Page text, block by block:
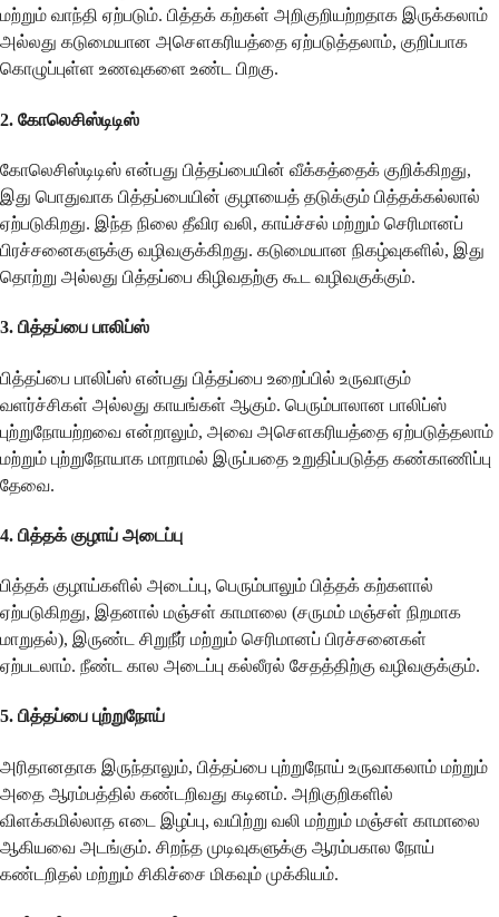
மற்றும் வாந்தி ஏற்படும். பித்தக் கற்கள் அறிகுறியற்றதாக இருக்கலாம்
அல்லது கடுமையான அசௌகரியத்தை ஏற்படுத்தலாம், குறிப்பாக
கொழுப்புள்ள உணவுகளை உண்ட பிறகு.
2. கோலெசிஸ்டிடிஸ்
கோலெசிஸ்டிடிஸ் என்பது பித்தப்பையின் வீக்கத்தைக் குறிக்கிறது,
இது பொதுவாக பித்தப்பையின் குழாயைத் தடுக்கும் பித்தக்கல்லால்
ஏற்படுகிறது. இந்த நிலை தீவிர வலி, காய்ச்சல் மற்றும் செரிமானப்
பிரச்சனைகளுக்கு வழிவகுக்கிறது. கடுமையான நிகழ்வுகளில், இது
தொற்று அல்லது பித்தப்பை கிழிவதற்கு கூட வழிவகுக்கும்.
3. பித்தப்பை பாலிப்ஸ்
பித்தப்பை பாலிப்ஸ் என்பது பித்தப்பை உறைப்பில் உருவாகும்
வளர்ச்சிகள் அல்லது காயங்கள் ஆகும். பெரும்பாலான பாலிப்ஸ்
புற்றுநோயற்றவை என்றாலும், அவை அசௌகரியத்தை ஏற்படுத்தலாம்
மற்றும் புற்றுநோயாக மாறாமல் இருப்பதை உறுதிப்படுத்த கண்காணிப்பு
தேவை.
4. பித்தக் குழாய் அடைப்பு
பித்தக் குழாய்களில் அடைப்பு, பெரும்பாலும் பித்தக் கற்களால்
ஏற்படுகிறது, இதனால் மஞ்சள் காமாலை (சருமம் மஞ்சள் நிறமாக
மாறுதல்), இருண்ட சிறுநீர் மற்றும் செரிமானப் பிரச்சனைகள்
ஏற்படலாம். நீண்ட கால அடைப்பு கல்லீரல் சேதத்திற்கு வழிவகுக்கும்.
5. பித்தப்பை புற்றுநோய்
அரிதானதாக இருந்தாலும், பித்தப்பை புற்றுநோய் உருவாகலாம் மற்றும்
அதை ஆரம்பத்தில் கண்டறிவது கடினம். அறிகுறிகளில்
விளக்கமில்லாத எடை இழப்பு, வயிற்று வலி மற்றும் மஞ்சள் காமாலை
ஆகியவை அடங்கும். சிறந்த முடிவுகளுக்கு ஆரம்பகால நோய்
கண்டறிதல் மற்றும் சிகிச்சை மிகவும் முக்கியம்.